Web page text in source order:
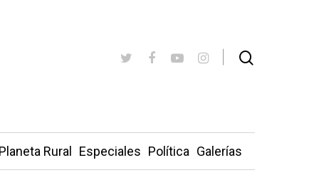
Rural Especiales Política Galerías